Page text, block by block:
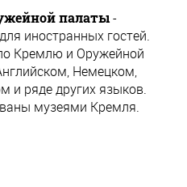
палаты-
иностранных гостей.
Кремлю и Оружейной
Немецком,
и ряде других языков.
музеями Кремля.